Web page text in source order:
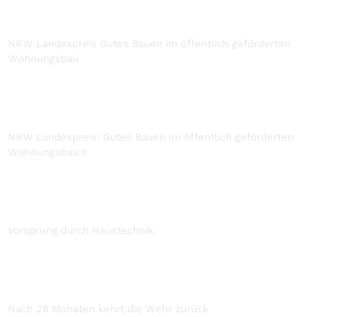
NRW Landespreis Gutes Bauen im öffentlich geförderten
Wohnungsbau
NRW Landespreis: Gutes Bauen im öffentlich geförderten
Wohnungsbau II
Vorsprung durch Haustechnik
Nach 28 Monaten kehrt die Wehr zurück